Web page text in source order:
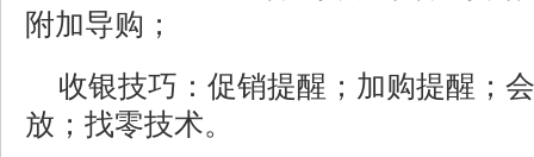
附加导购；
收银技巧：促销提醒；加购提醒；
放；找零技术。